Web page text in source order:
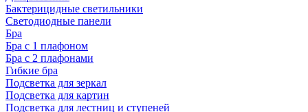
Бактерицидные светильники
Светодиодные панели
Бра
Бра с 1 плафоном
Бра с 2 плафонами
Гибкие бра
Подсветка для зеркал
Подсветка для картин
Подсветка для лестниц и ступеней